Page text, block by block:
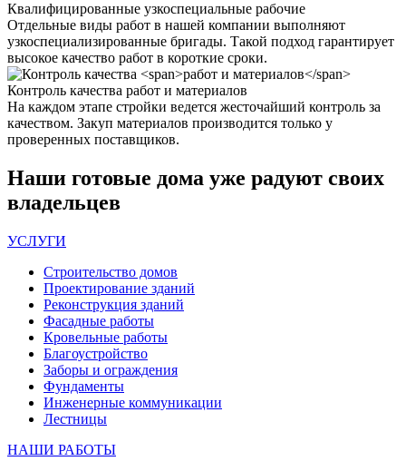
Квалифицированные узкоспециальные рабочие
Отдельные виды работ в нашей компании выполняют
узкоспециализированные бригады. Такой подход гарантирует
высокое качество работ в короткие сроки.
Контроль качества работ и материалов
На каждом этапе стройки ведется жесточайший контроль за
качеством. Закуп материалов производится только у
проверенных поставщиков.
Наши готовые дома уже радуют своих
владельцев
УСЛУГИ
Строительство домов
Проектирование зданий
Реконструкция зданий
Фасадные работы
Кровельные работы
Благоустройство
Заборы и ограждения
Фундаменты
Инженерные коммуникации
Лестницы
НАШИ РАБОТЫ